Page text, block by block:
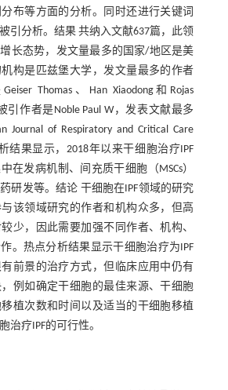
布等方面的分析。同时还进行关键词
引分析。结果 共纳入文献637篇，此领
长态势，发文量最多的国家/地区是美
构是匹兹堡大学，发文量最多的作者
Thomas、Han Xiaodong和Rojas
引作者是Noble Paul W，发表文献最多
Journal of Respiratory and Critical Care
结果显示，2018年以来干细胞治疗IPF
在发病机制、间充质干细胞（MSCs）
研发等。结论 干细胞在IPF领域的研究
该领域研究的作者和机构众多，但高
少，因此需要加强不同作者、机构、
。热点分析结果显示干细胞治疗为IPF
前景的治疗方式，但临床应用中仍有
例如确定干细胞的最佳来源、干细胞
植次数和时间以及适当的干细胞移植
治疗IPF的可行性。